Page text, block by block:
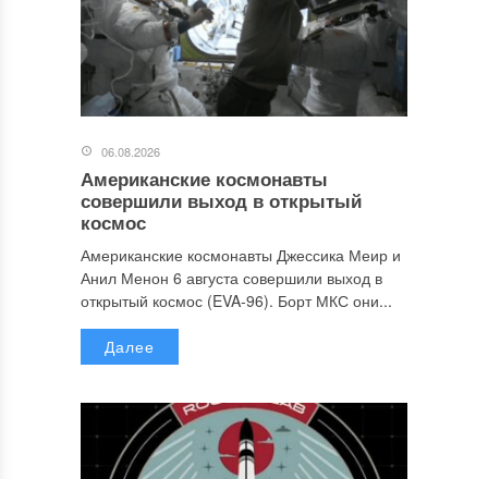
06.08.2026
Американские космонавты
совершили выход в открытый
космос
Американские космонавты Джессика Меир и
Анил Менон 6 августа совершили выход в
открытый космос (EVA-96). Борт МКС они...
Далее